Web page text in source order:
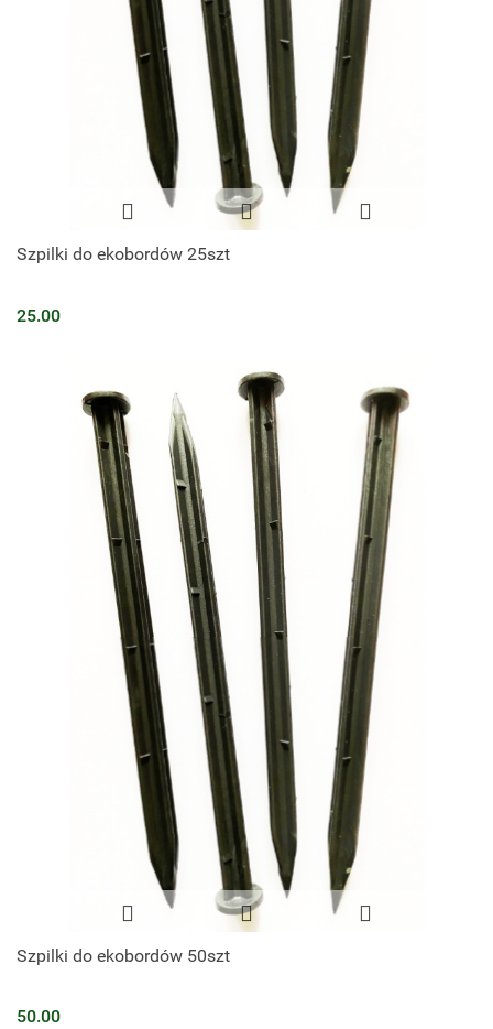
Szpilki do ekobordów 25szt
25.00
Szpilki do ekobordów 50szt
50.00